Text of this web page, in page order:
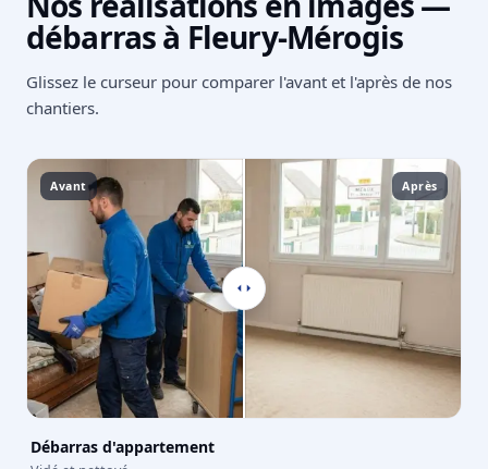
débarras à Fleury-Mérogis
Glissez le curseur pour comparer l'avant et l'après de nos
chantiers.
Avant Après
Débarras d'appartement